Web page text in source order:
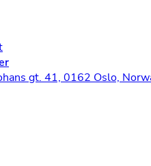
gt. 41, 0162 Oslo,
Care – Der du gjør